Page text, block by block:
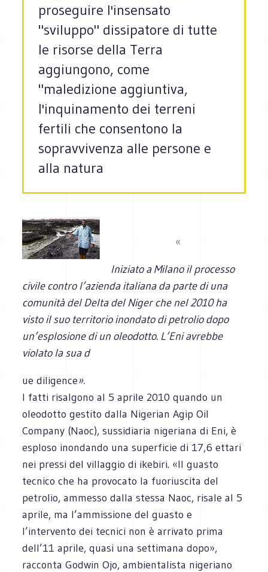
proseguire l'insensato
"sviluppo" dissipatore di tutte
le risorse della Terra
aggiungono, come
"maledizione aggiuntiva,
l'inquinamento dei terreni
fertili che consentono la
sopravvivenza alle persone e
alla natura
«
Iniziato a Milano il processo
civile contro l’azienda italiana da parte di una
comunità del Delta del Niger che nel 2010 ha
visto il suo territorio inondato di petrolio dopo
un’esplosione di un oleodotto. L’Eni avrebbe
violato la sua d
ue diligence».
I fatti risalgono al 5 aprile 2010 quando un
oleodotto gestito dalla Nigerian Agip Oil
Company (Naoc), sussidiaria nigeriana di Eni, è
esploso inondando una superficie di 17,6 ettari
nei pressi del villaggio di ikebiri. «Il guasto
tecnico che ha provocato la fuoriuscita del
petrolio, ammesso dalla stessa Naoc, risale al 5
aprile, ma l’ammissione del guasto e
l’intervento dei tecnici non è arrivato prima
dell’11 aprile, quasi una settimana dopo»,
racconta Godwin Ojo, ambientalista nigeriano